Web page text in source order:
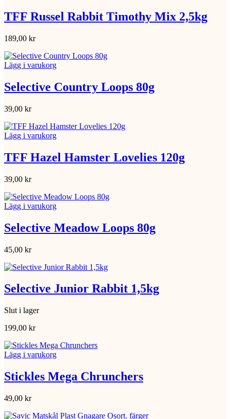
TFF Russel Rabbit Timothy Mix 2,5kg
189,00 kr
Lägg i varukorg
Selective Country Loops 80g
39,00 kr
Lägg i varukorg
TFF Hazel Hamster Lovelies 120g
39,00 kr
Lägg i varukorg
Selective Meadow Loops 80g
45,00 kr
Selective Junior Rabbit 1,5kg
Slut i lager
199,00 kr
Lägg i varukorg
Stickles Mega Chrunchers
49,00 kr